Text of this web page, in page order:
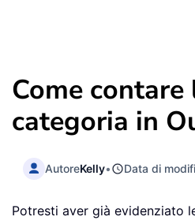
Come
categoria in
AutoreKelly• Data di
Potresti aver già evidenziato